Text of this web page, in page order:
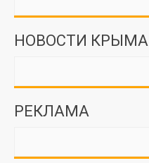
НОВОСТИ КРЫМА
РЕКЛАМА